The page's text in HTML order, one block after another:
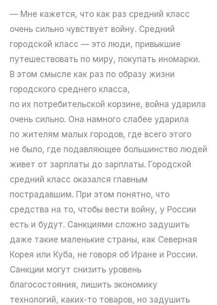
— Мне кажется, что как раз средний класс
очень сильно чувствует войну. Средний
городской класс — это люди, привыкшие
путешествовать по миру, покупать иномарки.
В этом смысле как раз по образу жизни
городского среднего класса,
по их потребительской корзине, война ударила
очень сильно. Она намного слабее ударила
по жителям малых городов, где всего этого
не было, где подавляющее большинство людей
живет от зарплаты до зарплаты. Городской
средний класс оказался главным
пострадавшим. При этом понятно, что
средства на то, чтобы вести войну, у России
есть и будут. Санкциями сложно задушить
даже такие маленькие страны, как Северная
Корея или Куба, не говоря об Иране и России.
Санкции могут снизить уровень
благосостояния, лишить экономику
технологий, каких-то товаров, но задушить